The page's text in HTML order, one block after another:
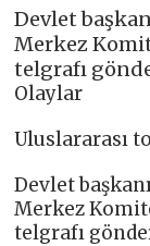
Devlet
Merkez
telgrafı
Olaylar
Uluslararası
Devlet
Merkez
telgrafı